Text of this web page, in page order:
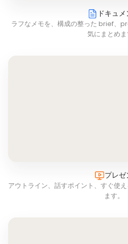
ドキュメ
ラフなメモを、構成の整った brief、
気にまとめま
プレゼ
アウトライン、話すポイント、すぐ使
ます。